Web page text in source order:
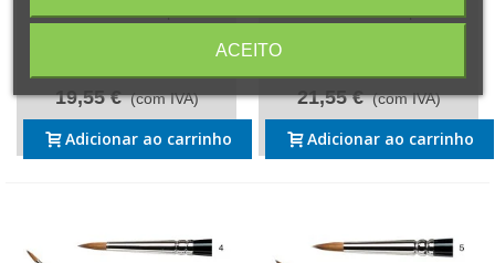
Series 7 Miniature pêlo de
19,55 € (com IVA)
Adicionar ao carrinho
Series 7 Miniature pêlo de
21,55 € (com IVA)
Adicionar ao carrinho
ACEITO